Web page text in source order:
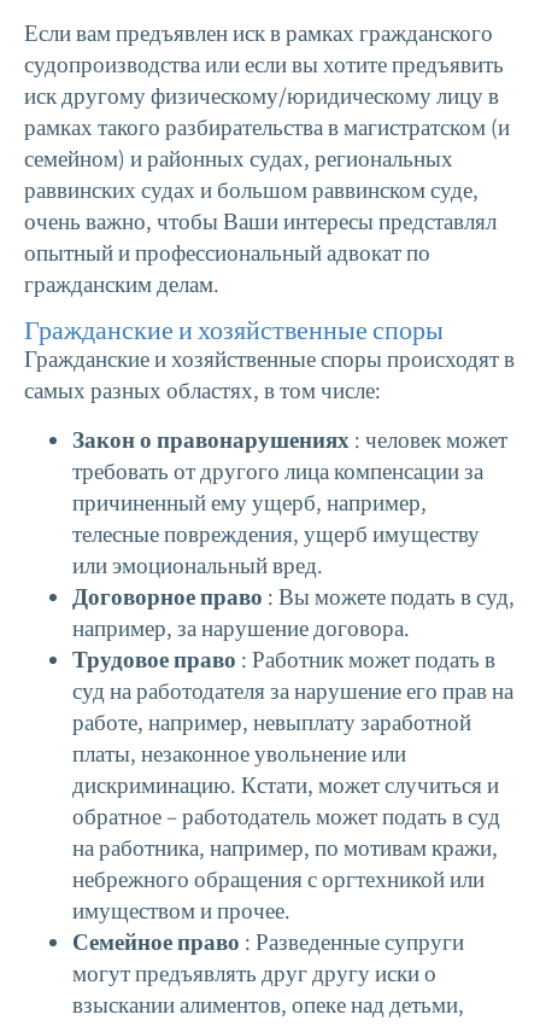
Если вам предъявлен иск в рамках гражданского
судопроизводства или если вы хотите предъявить
иск другому физическому/юридическому лицу в
рамках такого разбирательства в магистратском (и
семейном) и районных судах, региональных
раввинских судах и большом раввинском суде,
очень важно, чтобы Ваши интересы представлял
опытный и профессиональный адвокат по
гражданским делам.
Гражданские и хозяйственные споры
Гражданские и хозяйственные споры происходят в
самых разных областях, в том числе:
Закон о правонарушениях : человек может
требовать от другого лица компенсации за
причиненный ему ущерб, например,
телесные повреждения, ущерб имуществу
или эмоциональный вред.
Договорное право : Вы можете подать в суд,
например, за нарушение договора.
Трудовое право : Работник может подать в
суд на работодателя за нарушение его прав на
работе, например, невыплату заработной
платы, незаконное увольнение или
дискриминацию. Кстати, может случиться и
обратное – работодатель может подать в суд
на работника, например, по мотивам кражи,
небрежного обращения с оргтехникой или
имуществом и прочее.
Семейное право : Разведенные супруги
могут предъявлять друг другу иски о
взыскании алиментов, опеке над детьми,